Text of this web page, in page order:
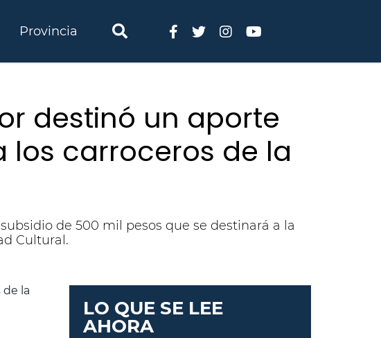
Provincia
destinó un aporte
los carroceros de la
de 500 mil pesos que se destinará a la
Cultural.
LO QUE SE LEE
AHORA